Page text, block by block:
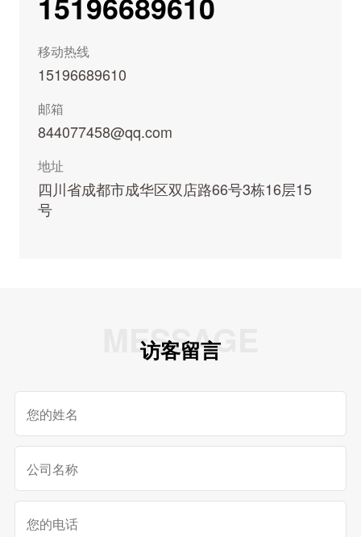
移动热线
15196689610
邮箱
844077458@qq.com
地址
四川省成都市成华区双店路66号3栋16层15
号
MESSAGE
访客留言